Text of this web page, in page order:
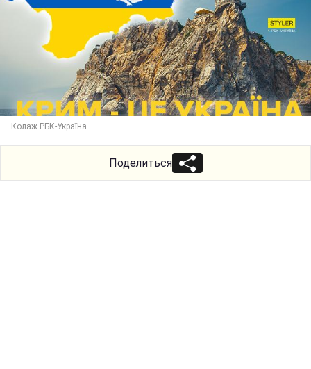
Колаж РБК-Україна
Поделиться